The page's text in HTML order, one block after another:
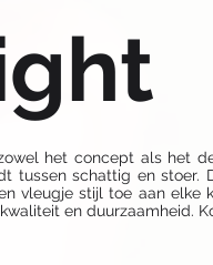
het concept als het
tussen schattig en stoer.
vleugje stijl toe aan elke
en duurzaamheid.